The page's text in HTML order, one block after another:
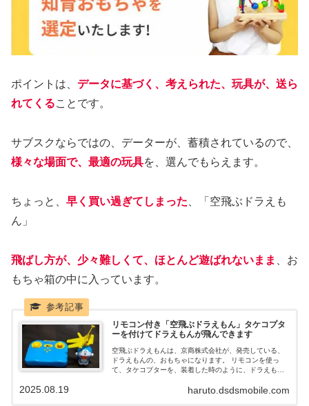
ポイントは、 データに基づく、考えられた、玩具が、送ら
れてくることです。
サブスクならではの、データーが、蓄積されているので、
様々な場面で、最適の玩具を、選んでもらえます。
ちょっと、 早く買い過ぎてしまった 、「空飛ぶドラえも
ん」
飛ばし方が、少々難しくて、ほとんど遊ばれないまま
、お
もちゃ箱の中に入っています。
リモコン付き「空飛ぶドラえもん」タケコプタ
ーを付けてドラえもんが飛んできます
空飛ぶドラえもんは、京商株式会社が、発売している、
ドラえもんの、おもちゃになります。 リモコンを使っ
て、タケコプターを、装着した時のように、ドラえもん
が、価格の割には、面白いおもちゃなので、まとめてい
haruto.dsdsmobile.com
2025.08.19